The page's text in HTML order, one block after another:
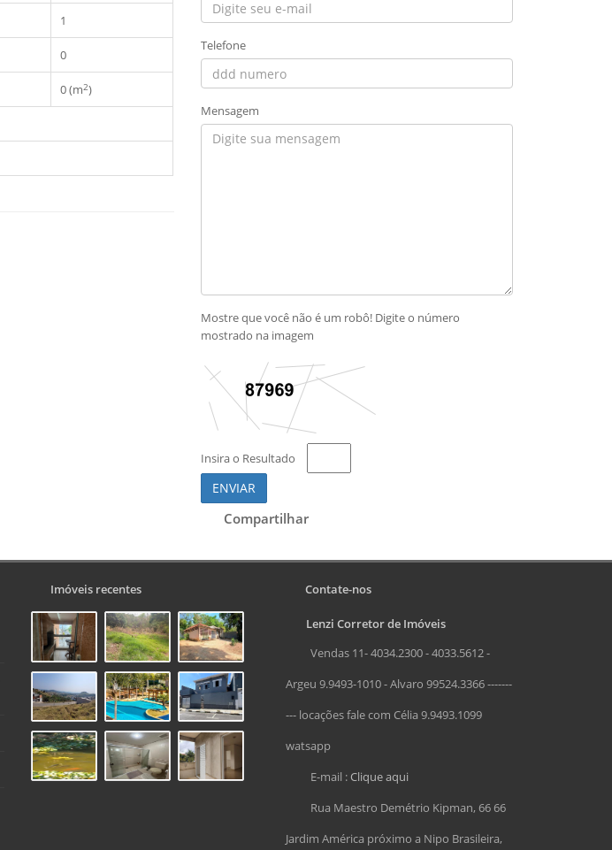
1
0
0 (m2)
Telefone
Mensagem
Mostre que você não é um robô! Digite o número
mostrado na imagem
Insira o Resultado
ENVIAR
Compartilhar
Imóveis recentes Contate-nos
Lenzi Corretor de Imóveis
Vendas 11- 4034.2300 - 4033.5612 -
Argeu 9.9493-1010 - Alvaro 99524.3366 -------
--- locações fale com Célia 9.9493.1099
watsapp
E-mail :Clique aqui
Rua Maestro Demétrio Kipman, 66 66
Jardim América próximo a Nipo Brasileira,